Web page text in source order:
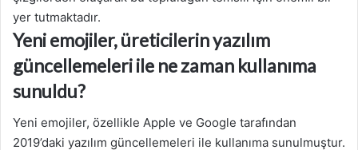
yer tutmaktadır.
Yeni emojiler, üreticilerin yazılım
güncellemeleri ile ne zaman kullanıma
sunuldu?
Yeni emojiler, özellikle Apple ve Google tarafından
2019’daki yazılım güncellemeleri ile kullanıma sunulmuştur.